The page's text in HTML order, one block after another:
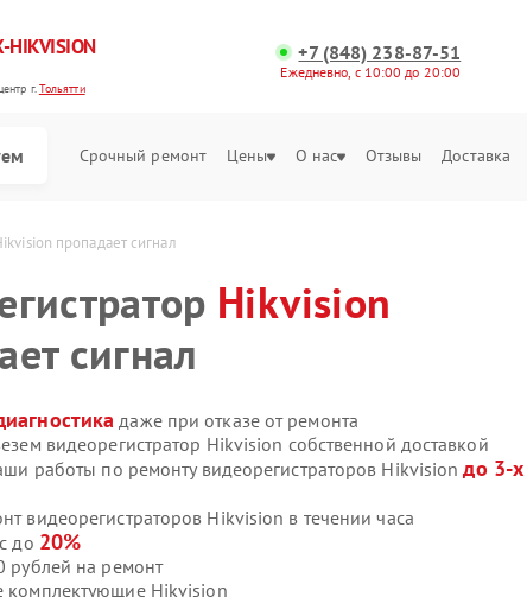
HIKVISION
г.Тольятти
+7 (848) 238-87-51
Ежедневно, с 10:00 до 20:00
Срочный ремонт Цены О нас Отзывы Доставка
пропадает сигнал
Hikvision
сигнал
даже при отказе от ремонта
видеорегистратор Hikvision собственной доставкой
работы по ремонту видеорегистраторов Hikvisionдо 3-х
видеорегистраторов Hikvision в течении часа
до 20%
рублей на ремонт
комплектующие Hikvision